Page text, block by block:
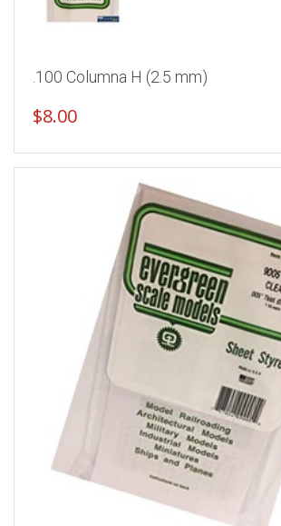
.100 Columna H (2.5 mm)
$8.00